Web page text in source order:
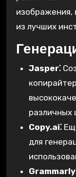
изображения,
из лучших
Jasper⁚
различных
Copy.ai⁚
для